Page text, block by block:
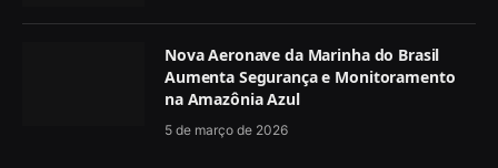
Nova Aeronave da Marinha do Brasil
Aumenta Segurança e Monitoramento
na Amazônia Azul
5 de março de 2026